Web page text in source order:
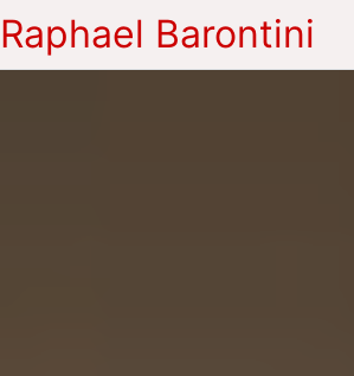
Raphael Barontini